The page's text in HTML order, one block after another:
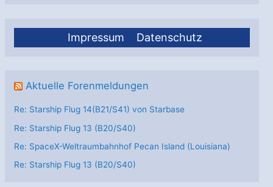
Impressum Datenschutz
Aktuelle Forenmeldungen
Re: Starship Flug 14(B21/S41) von Starbase
Re: Starship Flug 13 (B20/S40)
Re: SpaceX-Weltraumbahnhof Pecan Island (Louisiana)
Re: Starship Flug 13 (B20/S40)